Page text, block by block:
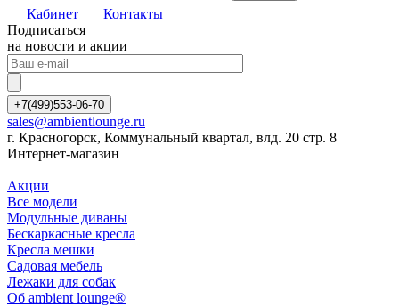
Кабинет
Контакты
Подписаться
на новости и акции
+7(499)553-06-70
sales@ambientlounge.ru
г. Красногорск, Коммунальный квартал, влд. 20 стр. 8
Интернет-магазин
Акции
Все модели
Модульные диваны
Бескаркасные кресла
Кресла мешки
Садовая мебель
Лежаки для собак
Об ambient lounge®